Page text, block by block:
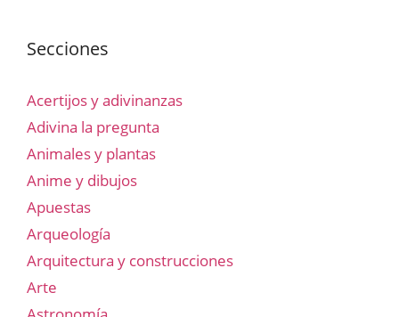
Secciones
Acertijos y adivinanzas
Adivina la pregunta
Animales y plantas
Anime y dibujos
Apuestas
Arqueología
Arquitectura y construcciones
Arte